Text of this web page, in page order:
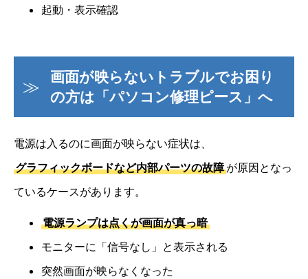
起動・表示確認
画面が映らないトラブルでお困り
の方は「パソコン修理ピース」へ
電源は入るのに画面が映らない症状は、
グラフィックボードなど内部パーツの故障が原因となっ
ているケースがあります。
電源ランプは点くが画面が真っ暗
モニターに「信号なし」と表示される
突然画面が映らなくなった